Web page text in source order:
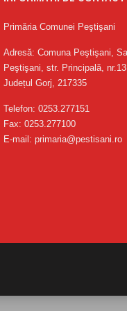
Primăria Comunei Peştişani
Adresă: Comuna Peştişani,
Peştişani, str. Principală,
Județul Gorj, 217335
Telefon: 0253.277151
Fax: 0253.277100
E-mail: primaria@pestisani.ro